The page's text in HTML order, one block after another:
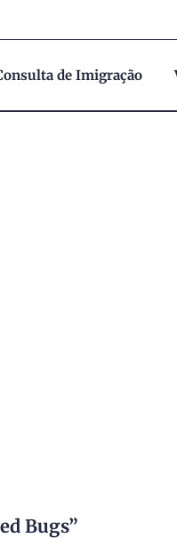
de Imigração
Bugs”